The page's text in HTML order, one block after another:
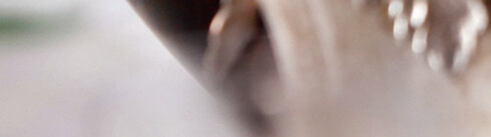
Färg Port
75cl
–